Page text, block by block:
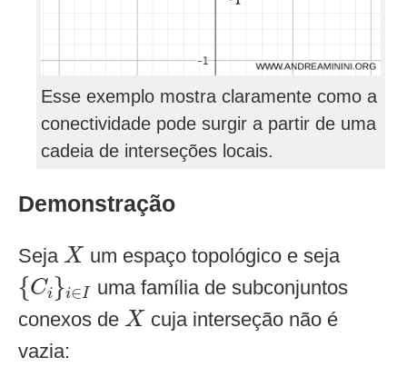
Esse exemplo mostra claramente como a
conectividade pode surgir a partir de uma
cadeia de interseções locais.
Demonstração
Seja X
X um espaço topológico e seja
{Ci}i∈I
{Ci }i
uma família de subconjuntos
conexos de X
X cuja interseção não é
vazia: